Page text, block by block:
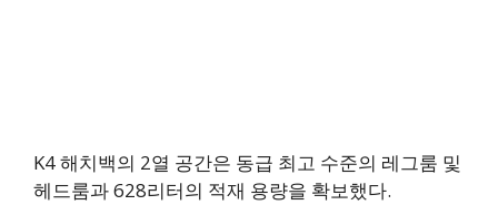
K4 해치백의 2열 공간은 동급 최고 수준의 레그룸 및
헤드룸과 628리터의 적재 용량을 확보했다.